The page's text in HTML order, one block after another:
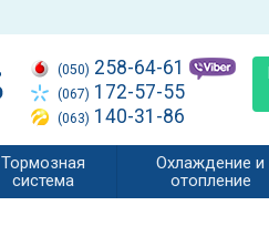
(050) 258-64-61
(067) 172-57-55
(063) 140-31-86
Тормозная
система
Охлаждение и
отопление